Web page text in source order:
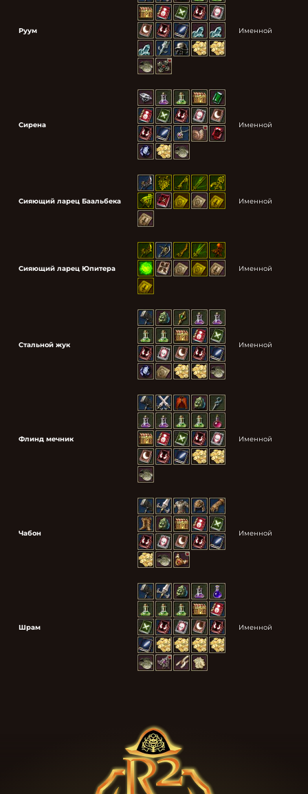
Руум Именной
Сирена Именной
Сияющий ларец Баальбека Именной
Сияющий ларец Юпитера Именной
Стальной жук Именной
Флинд мечник Именной
Чабон Именной
Шрам Именной